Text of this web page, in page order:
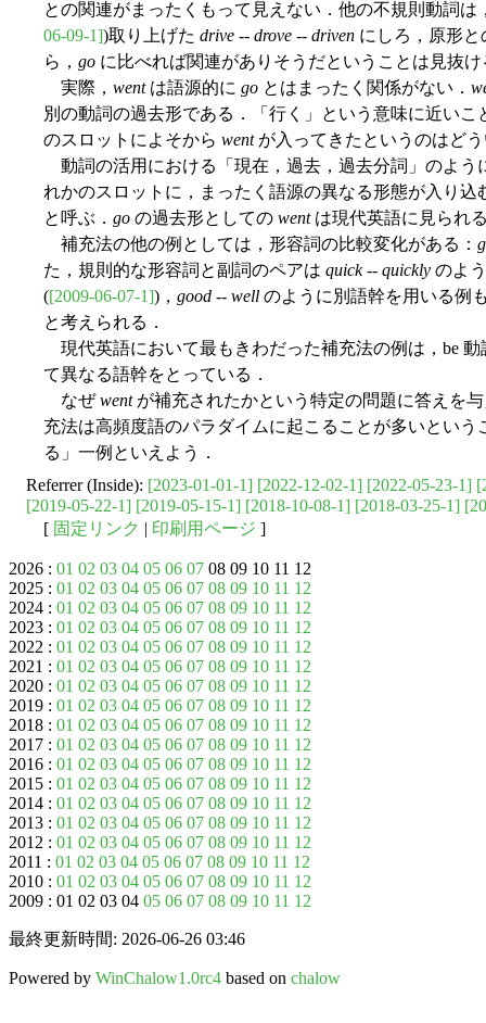
との関連がまったくもって見えない．他の不規則動詞は
06-09-1])取り上げた drive -- drove -- driven にしろ，原形
ら， go に比べれば関連がありそうだということは見抜け
実際， wentは語源的に go とはまったく関係がない．
別の動詞の過去形である．「行く」という意味に近い
のスロットによそから wentが入ってきたというのはど
動詞の活用における「現在，過去，過去分詞」のよう
れかのスロットに，まったく語源の異なる形態が入り込
と呼ぶ． go の過去形としての wentは現代英語に見られ
補充法の他の例としては，形容詞の比較変化がある：
た，規則的な形容詞と副詞のペアは quick-- quickly のよ
([2009-06-07-1])， good -- well のように別語幹を用いる例
と考えられる．
現代英語において最もきわだった補充法の例は，be 動
て異なる語幹をとっている．
なぜwentが補充されたかという特定の問題に答えを
充法は高頻度語のパラダイムに起こることが多いとい
る」一例といえよう．
Referrer (Inside): [2023-01-01-1] [2022-12-02-1] [2022-05-23-1]
[2019-05-22-1] [2019-05-15-1] [2018-10-08-1] [2018-03-25-1]
[ 固定リンク | 印刷用ページ ]
2026 : 01 02 03 04 05 06 07 08 09 10 11 12
2025 : 01 02 03 04 05 06 07 08 09 10 11 12
2024 : 01 02 03 04 05 06 07 08 09 10 11 12
2023 : 01 02 03 04 05 06 07 08 09 10 11 12
2022 : 01 02 03 04 05 06 07 08 09 10 11 12
2021 : 01 02 03 04 05 06 07 08 09 10 11 12
2020 : 01 02 03 04 05 06 07 08 09 10 11 12
2019 : 01 02 03 04 05 06 07 08 09 10 11 12
2018 : 01 02 03 04 05 06 07 08 09 10 11 12
2017 : 01 02 03 04 05 06 07 08 09 10 11 12
2016 : 01 02 03 04 05 06 07 08 09 10 11 12
2015 : 01 02 03 04 05 06 07 08 09 10 11 12
2014 : 01 02 03 04 05 06 07 08 09 10 11 12
2013 : 01 02 03 04 05 06 07 08 09 10 11 12
2012 : 01 02 03 04 05 06 07 08 09 10 11 12
2011 : 01 02 03 04 05 06 07 08 09 10 11 12
2010 : 01 02 03 04 05 06 07 08 09 10 11 12
2009 : 01 02 03 04 05 06 07 08 09 10 11 12
最終更新時間: 2026-06-26 03:46
Powered by WinChalow1.0rc4 based on chalow